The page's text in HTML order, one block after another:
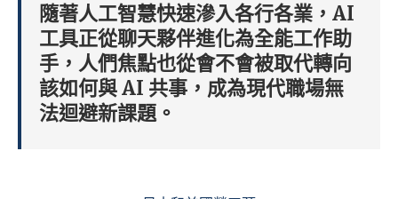
隨著人工智慧快速滲入各行各業，AI
工具正從聊天夥伴進化為全能工作助
手，人們焦點也從會不會被取代轉向
該如何與 AI 共事，成為現代職場無
法迴避新課題。